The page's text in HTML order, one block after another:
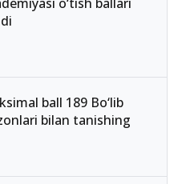
o‘tish ballari
ball 189 Bo‘lib
bilan tanishing